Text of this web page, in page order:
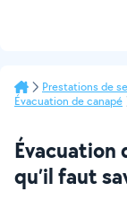
Prestations de
Évacuation de canapé
Évacuation
qu’il faut